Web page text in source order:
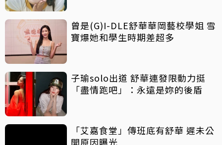
曾是(G)I-DLE舒華華岡藝校學姐 雪
寶爆她和學生時期差超多
子瑜solo出道 舒華連發限動力挺
「盡情跑吧」：永遠是妳的後盾
「艾嘉食堂」傳班底有舒華 遲未公
開原因曝光